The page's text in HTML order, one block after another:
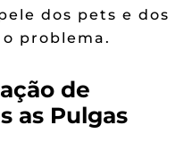
dos pets e dos
problema.
de
as Pulgas